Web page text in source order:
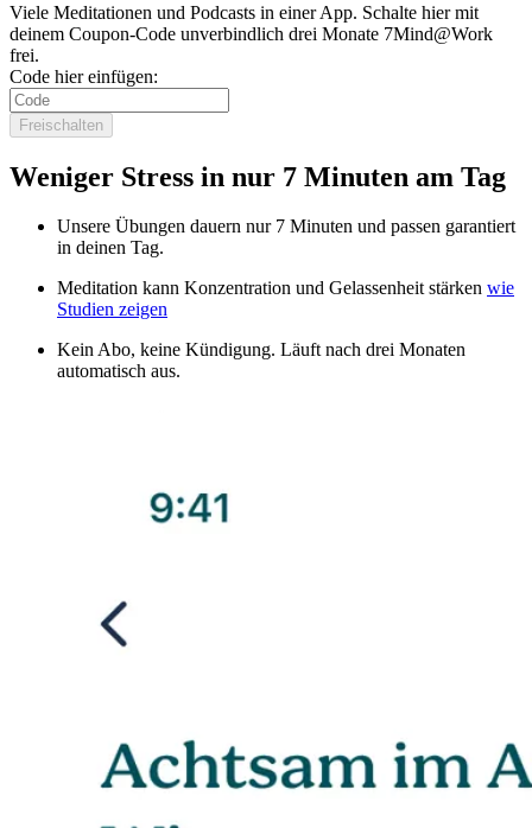
Viele Meditationen und Podcasts in einer App. Schalte hier mit
deinem Coupon-Code unverbindlich drei Monate 7Mind@Work
frei.
Code hier einfügen:
Freischalten
Weniger Stress in nur 7 Minuten am Tag
Unsere Übungen dauern nur 7 Minuten und passen garantiert
in deinen Tag.
Meditation kann Konzentration und Gelassenheit stärken wie
Studien zeigen
Kein Abo, keine Kündigung. Läuft nach drei Monaten
automatisch aus.